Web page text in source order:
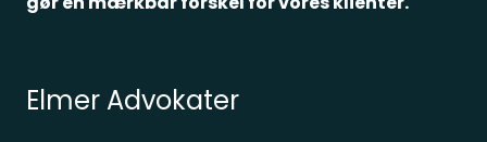
Elmer Advokater